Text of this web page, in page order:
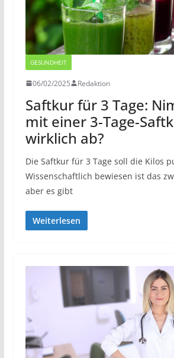
GESUNDHEIT
06/02/2025 Redaktion
Saftkur für 3 Tage:
mit einer 3-Tage-
wirklich ab?
Die Saftkur für 3 Tage soll die Kilos
Wissenschaftlich bewiesen ist das
aber es gibt
Weiterlesen